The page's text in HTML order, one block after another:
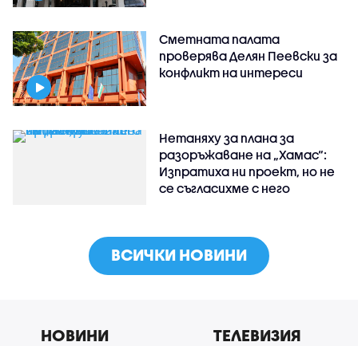
Сметната палата
проверява Делян Пеевски за
конфликт на интереси
Нетаняху за плана за
разоръжаване на „Хамас“:
Изпратиха ни проект, но не
се съгласихме с него
ВСИЧКИ НОВИНИ
НОВИНИ ТЕЛЕВИЗИЯ